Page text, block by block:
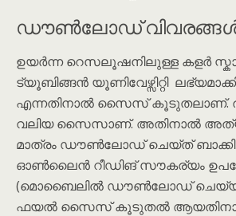
ഡൗൺലോഡ്
ഉയർന്ന റെസലൂഷനിലുള്ള കളർ
ട്യൂബിങ്ങൻ യൂണിവേഴ്സിറ്റി
എന്നതിനാൽ സൈസ് കൂടുതലാണ്.
വലിയ സൈസാണ്. അതിനാൽ
മാത്രം ഡൗൺലോഡ് ചെയ്ത്
ഓൺലൈൻ റീഡിങ് സൗകര്യം
(മൊബൈലിൽ ഡൗൺലോഡ്
ഫയൽ സൈസ് കൂടുതൽ